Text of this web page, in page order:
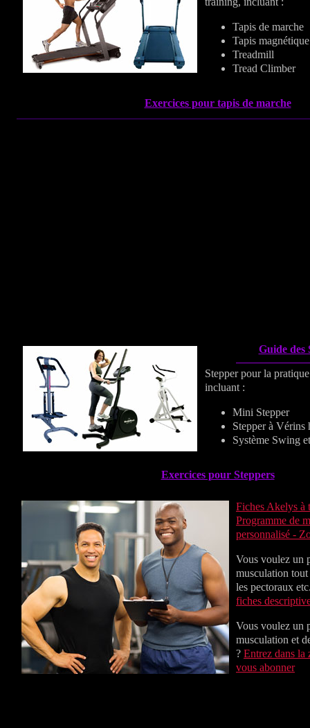
Tapis de marche
Tapis magnétique
Treadmill
Tread Climber
Exercices pour tapis de marche
Guide des
Stepper pour la
incluant :
Mini Stepper
Stepper à Vérins
Système Swing
Exercices pour Steppers
Fiches Akelys à
Programme de
personnalisé -
Vous voulez un
musculation
les pectoraux
fiches
Vous voulez un
musculation et
? Entrez dans la
vous abonner